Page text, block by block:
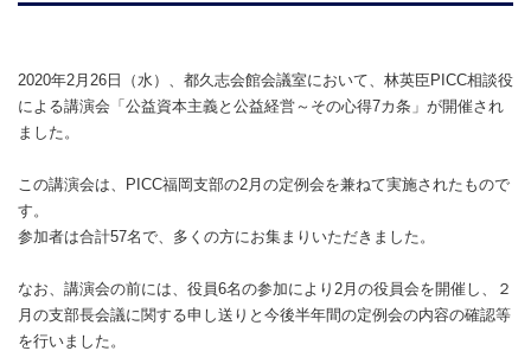
2020年2月26日（水）、都久志会館会議室において、林英臣PICC相談役
による講演会「公益資本主義と公益経営～その心得7カ条」が開催され
ました。
この講演会は、PICC福岡支部の2月の定例会を兼ねて実施されたもので
す。
参加者は合計57名で、多くの方にお集まりいただきました。
なお、講演会の前には、役員6名の参加により2月の役員会を開催し、２
月の支部長会議に関する申し送りと今後半年間の定例会の内容の確認等
を行いました。